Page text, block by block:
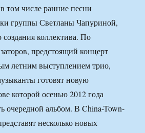
том числе ранние песни
группы Светланы Чапуриной,
коллектива. По
предстоящий концерт
летним выступлением трио,
готовят новую
которой осенью 2012 года
очередной альбом. В China-Town-
несколько новых